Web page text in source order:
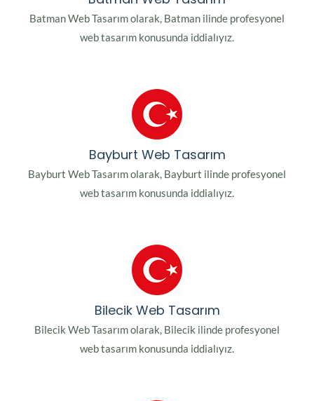
Batman Web Tasarım olarak, Batman ilinde profesyonel
web tasarım konusunda iddialıyız.
Bayburt Web Tasarım
Bayburt Web Tasarım olarak, Bayburt ilinde profesyonel
web tasarım konusunda iddialıyız.
Bilecik Web Tasarım
Bilecik Web Tasarım olarak, Bilecik ilinde profesyonel
web tasarım konusunda iddialıyız.